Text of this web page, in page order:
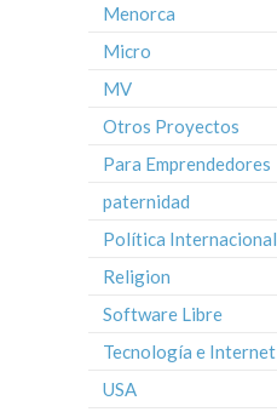
Menorca
Micro
MV
Otros Proyectos
Para Emprendedores
paternidad
Política Internacional
Religion
Software Libre
Tecnología e Internet
USA